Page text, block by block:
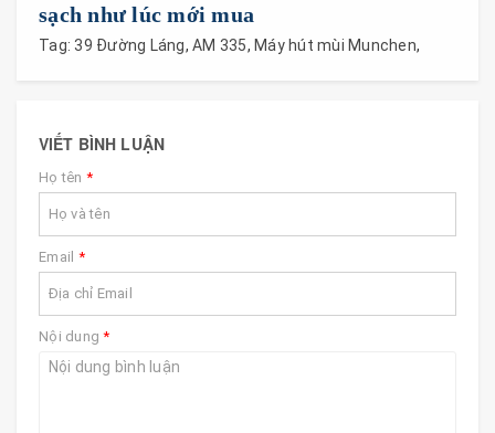
sạch như lúc mới mua
Tag: 39 Đường Láng, AM 335, Máy hút mùi Munchen,
VIẾT BÌNH LUẬN
Họ tên *
Email *
Nội dung*